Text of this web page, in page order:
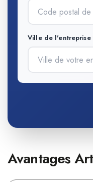
Ville de l'entreprise
Avantages